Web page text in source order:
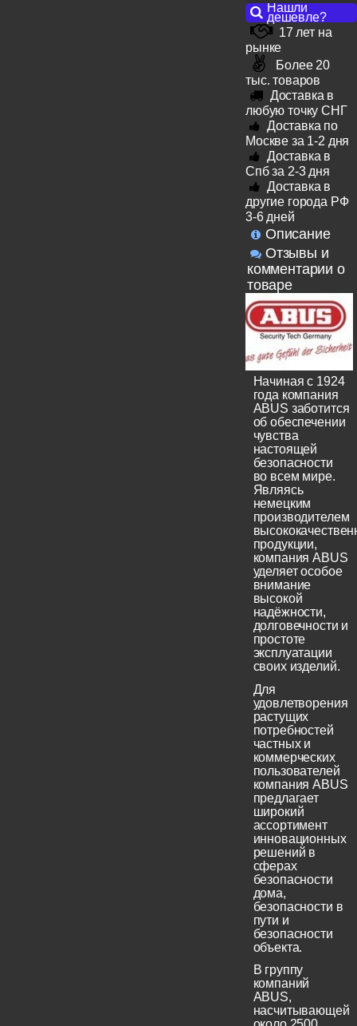
Нашли
дешевле?
17 лет на
рынке
Более 20
тыс. товаров
Доставка в
любую точку СНГ
Доставка по
Москве за 1-2 дня
Доставка в
Спб за 2-3 дня
Доставка в
другие города РФ
3-6 дней
Описание
Отзывы и
комментарии о
товаре
Начиная с 1924
года компания
ABUS заботится
об обеспечении
чувства
настоящей
безопасности
во всем мире.
Являясь
немецким
производителем
продукции,
компания ABUS
уделяет особое
внимание
высокой
надёжности,
долговечности и
простоте
эксплуатации
своих изделий.
Для
удовлетворения
растущих
потребностей
частных и
коммерческих
пользователей
компания ABUS
предлагает
широкий
ассортимент
инновационных
решений в
сферах
безопасности
дома,
безопасности в
пути и
безопасности
объекта.
В группу
компаний
ABUS,
насчитывающей